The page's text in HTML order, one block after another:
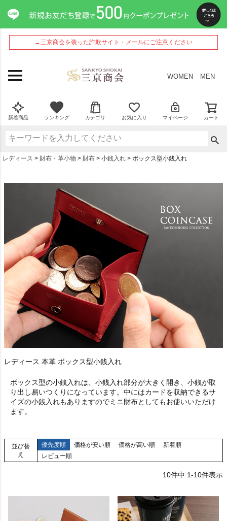
→三京商会を装った詐欺サイト・メールにご注意ください
WOMEN MEN
新着商品 ランキング カテゴリ お気に入り マイページ カート
レディース 財布・革小物 財布 小銭入れ ボックス型小銭入れ
レディース 本革 ボックス型小銭入れ
ボックス型の小銭入れは、小銭入れ部分が大きく開き、小銭が取
り出し易いつくりになっています。中にはカードを収納できるサ
イズの小銭入れもありますのでミニ財布としてもお使いいただけ
ます。
並び替
え
優先度順 価格が安い順 価格が高い順
新着順
レビュー順
10件中 1-10件表示